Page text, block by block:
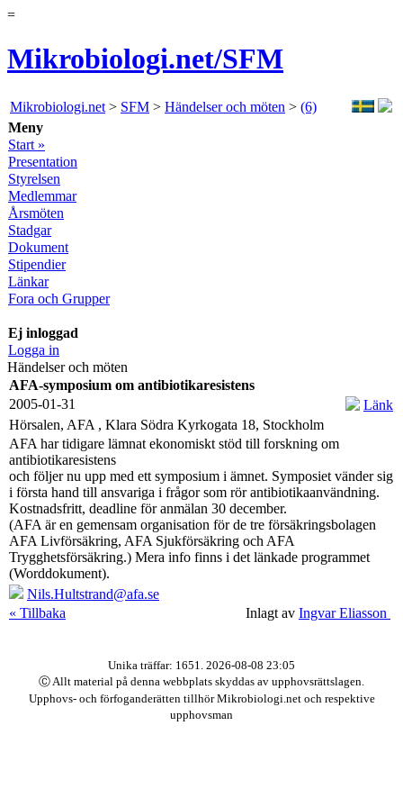
=
Mikrobiologi.net/SFM
Mikrobiologi.net > SFM > Händelser och möten > (6)
Meny
Start »
Presentation
Styrelsen
Medlemmar
Årsmöten
Stadgar
Dokument
Stipendier
Länkar
Fora och Grupper
Ej inloggad
Logga in
Händelser och möten
AFA-symposium om antibiotikaresistens
Länk
2005-01-31
Hörsalen, AFA , Klara Södra Kyrkogata 18, Stockholm
AFA har tidigare lämnat ekonomiskt stöd till forskning om
antibiotikaresistens
och följer nu upp med ett symposium i ämnet. Symposiet vänder sig
i första hand till ansvariga i frågor som rör antibiotikaanvändning.
Kostnadsfritt, deadline för anmälan 30 december.
(AFA är en gemensam organisation för de tre försäkringsbolagen
AFA Livförsäkring, AFA Sjukförsäkring och AFA
Trygghetsförsäkring.) Mera info finns i det länkade programmet
(Worddokument).
Nils.Hultstrand@afa.se
« Tillbaka
Inlagt av Ingvar Eliasson
Unika träffar: 1651. 2026-08-08 23:05
Ⓒ Allt material på denna webbplats skyddas av upphovsrättslagen.
Upphovs- och förfoganderätten tillhör Mikrobiologi.net och respektive
upphovsman